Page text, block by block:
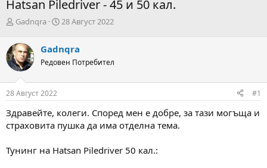
Hatsan Piledriver - 45 и 50 кал.
А
т
о
р
н
а
т
м
а
а
Gadnqra
Н
а
л
а
т
а
28 Август 2022
Gadnqra
Редовен Потребител
28 Август 2022 #1
Здравейте, колеги. Според мен е добре, за тази могъща и
страховита пушка да има отделна тема.
Тунинг на Hatsan Piledriver 50 кал.: